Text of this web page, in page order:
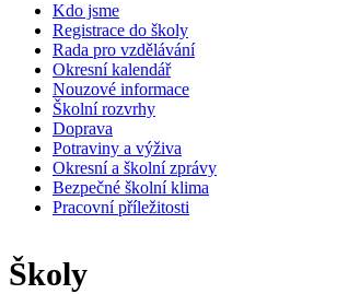
Kdo jsme
Registrace do školy
Rada pro vzdělávání
Okresní kalendář
Nouzové informace
Školní rozvrhy
Doprava
Potraviny a výživa
Okresní a školní zprávy
Bezpečné školní klima
Pracovní příležitosti
Školy